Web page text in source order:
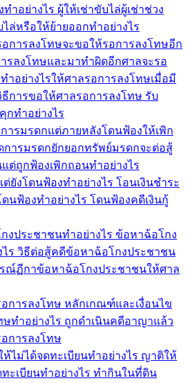
ำอย่างไร ผู้ให้เช่าขับไล่ผู้เช่าช่วง
ล่หรือให้ย้ายออกทำอย่างไร
การลงโทษจะขอให้รอการลงโทษอีก
รลงโทษและมาทำผิดอีกศาลจะรอ
ำอย่างไรให้ศาลรอการลงโทษเมื่อมี
การขอให้ศาลรอการลงโทษ รับ
กทำอย่างไร
ารมรดกแต่ภายหลังโดนฟ้องให้เพิก
การมรดกยักยอกทรัพย์มรดกจะต่อสู้
ต่ถูกฟ้องเพิกถอนทำอย่างไร
ยังโดนฟ้องทำอย่างไร โอนเงินชำระ
นฟ้องทำอย่างไร โดนฟ้องคดีเงินกู้
งประชาชนทำอย่างไร ข้อหาฉ้อโกง
ไร วิธีต่อสู้คดีข้อหาฉ้อโกงประชาชน
ณ์ฏีกาข้อหาฉ้อโกงประชาชนให้ศาล
การลงโทษ หลักเกณฑ์และเงื่อนไข
ษทำอย่างไร ถูกดำเนินคดีอาญาแล้ว
การลงโทษ
ไม่ได้จดทะเบียนทำอย่างไร ญาติให้
ะเบียนทำอย่างไร ทำกินในที่ดิน